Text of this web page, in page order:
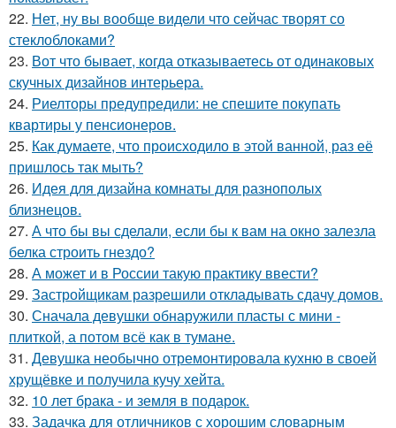
22. Нет, ну вы вообще видели что сейчас творят со
стеклоблоками?
23. Вот что бывает, когда отказываетесь от одинаковых
скучных дизайнов интерьера.
24. Риелторы предупредили: не спешите покупать
квартиры у пенсионеров.
25. Как думаете, что происходило в этой ванной, раз её
пришлось так мыть?
26. Идея для дизайна комнаты для разнополых
близнецов.
27. А что бы вы сделали, если бы к вам на окно залезла
белка строить гнездо?
28. А может и в России такую практику ввести?
29. Застройщикам разрешили откладывать сдачу домов.
30. Сначала девушки обнаружили пласты с мини -
плиткой, а потом всё как в тумане.
31. Девушка необычно отремонтировала кухню в своей
хрущёвке и получила кучу хейта.
32. 10 лет брака - и земля в подарок.
33. Задачка для отличников с хорошим словарным